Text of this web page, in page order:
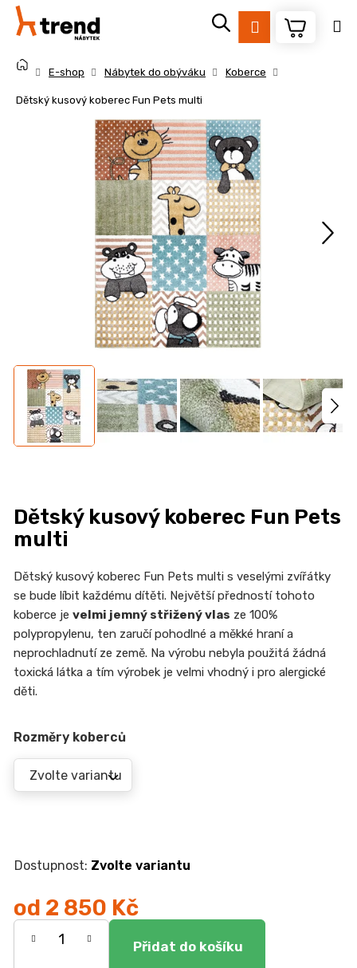
Přejít
obsah
Přihlášení
E-shop Nábytek do obýváku Koberce
Dětský kusový koberec Fun Pets multi
Dětský kusový koberec Fun Pets
multi
Dětský kusový koberec Fun Pets multi s veselými zvířátky
se bude líbit každému dítěti. Největší předností tohoto
koberce je velmi jemný střižený vlas ze 100%
polypropylenu, ten zaručí pohodlné a měkké hraní a
neprochladnutí ze země. Na výrobu nebyla použitá žádná
toxická látka a tím výrobek je velmi vhodný i pro alergické
děti.
Rozměry koberců
Zvolte variantu
od 2 850 Kč
Měrná